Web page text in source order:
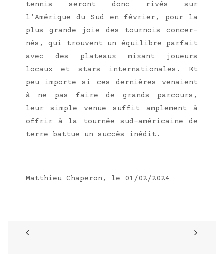
ten­nis seront donc rivés sur
l’Amérique du Sud en février, pour la
plus grande joie des tour­nois concer­
nés, qui trouvent un équi­libre par­fait
avec des pla­teaux mixant joueurs
locaux et stars inter­na­tio­nales. Et
peu importe si ces der­nières venaient
à ne pas faire de grands par­cours,
leur simple venue suf­fit ample­ment à
offrir à la tour­née sud-amé­ri­caine de
terre bat­tue un suc­cès inédit.
Mat­thieu Cha­pe­ron, le 01/02/2024